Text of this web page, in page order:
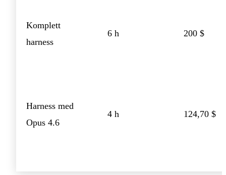
Komplett
harness
6 h 200 $
Harness med
Opus 4.6
4 h 124,70 $